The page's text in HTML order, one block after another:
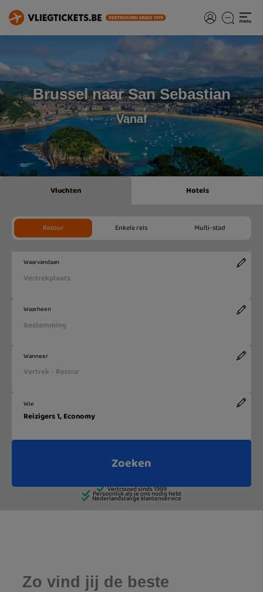
Brussel naar San Sebastian
Vanaf
Zo vind jij de beste